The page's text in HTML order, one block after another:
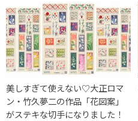
美しすぎて使えない♡大正ロマ
ン・竹久夢二の作品「花図案」
がステキな切手になりました！